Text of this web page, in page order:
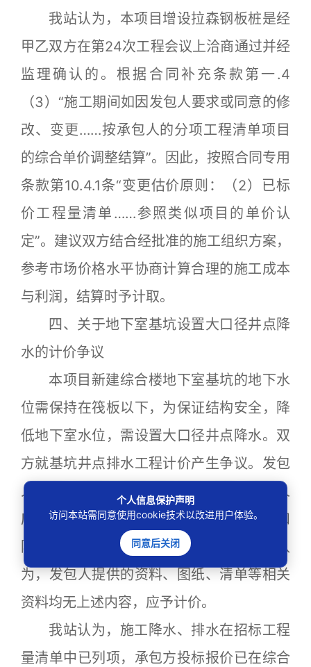
我站认为，本项目增设拉森钢板桩是经
甲乙双方在第24次工程会议上洽商通过并经
监理确认的。根据合同补充条款第一.4
（3）“施工期间如因发包人要求或同意的修
改、变更……按承包人的分项工程清单项目
的综合单价调整结算”。因此，按照合同专用
条款第10.4.1条“变更估价原则：（2）已标
价工程量清单……参照类似项目的单价认
定”。建议双方结合经批准的施工组织方案，
参考市场价格水平协商计算合理的施工成本
与利润，结算时予计取。
四、关于地下室基坑设置大口径井点降
水的计价争议
本项目新建综合楼地下室基坑的地下水
位需保持在筏板以下，为保证结构安全，降
低地下室水位，需设置大口径井点降水。双
方就基坑井点排水工程计价产生争议。发包
人认为，合同价格形式为总价合同，承包人
应根据实际情况对施工图和相关资料明示和
隐含的工作内容按中标价包干。承包人认
为，发包人提供的资料、图纸、清单等相关
资料均无上述内容，应予计价。
我站认为，施工降水、排水在招标工程
量清单中已列项，承包方投标报价已在综合
个人信息保护声明
访问本站需同意使用cookie技术以改进用户体验。
同意后关闭